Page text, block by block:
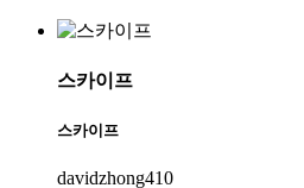
스카이프
스카이프
davidzhong410